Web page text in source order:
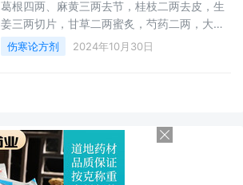
葛根四两、麻黄三两去节，桂枝二两去皮，生
姜三两切片，甘草二两蜜炙，芍药二两，大枣
十二枚剖开，以上七味药，用水一斗，先加入
麻黄、葛根煎煮，煮去水分二升，除去上面的
伤寒论方剂 2024年10月30日